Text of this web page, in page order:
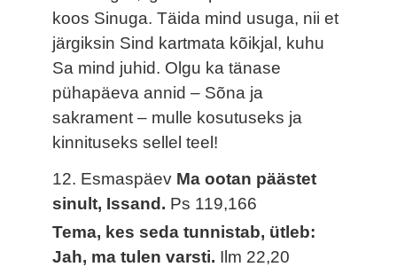
koos Sinuga. Täida mind usuga, nii et
järgiksin Sind kartmata kõikjal, kuhu
Sa mind juhid. Olgu ka tänase
pühapäeva annid – Sõna ja
sakrament – mulle kosutuseks ja
kinnituseks sellel teel!
12. Esmaspäev Ma ootan päästet
sinult, Issand. Ps 119,166
Tema, kes seda tunnistab, ütleb:
Jah, ma tulen varsti. Ilm 22,20